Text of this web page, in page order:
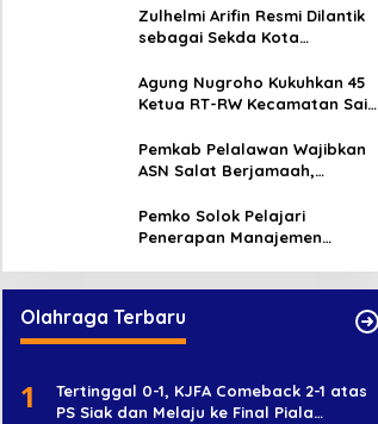
Zulhelmi Arifin Resmi Dilantik
sebagai Sekda Kota
Agung Nugroho Kukuhkan 45
Ketua RT-RW Kecamatan Sail,
Warga
Pemkab Pelalawan Wajibkan
ASN Salat Berjamaah,
Jadi Empat Kali
Pemko Solok Pelajari
Penerapan Manajemen
Olahraga Terbaru
1
Tertinggal 0-1, KJFA Comeback 2-1 atas
PS Siak dan Melaju ke Final Piala